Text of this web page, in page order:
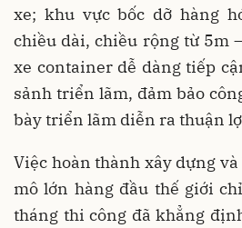
xe; khu vực bốc dỡ hàng
chiều dài, chiều rộng từ 5m
xe container dễ dàng tiếp
sảnh triển lãm, đảm bảo
bày triển lãm diễn ra thuận
Việc hoàn thành xây dựng
mô lớn hàng đầu thế giới
tháng thi công đã khẳng